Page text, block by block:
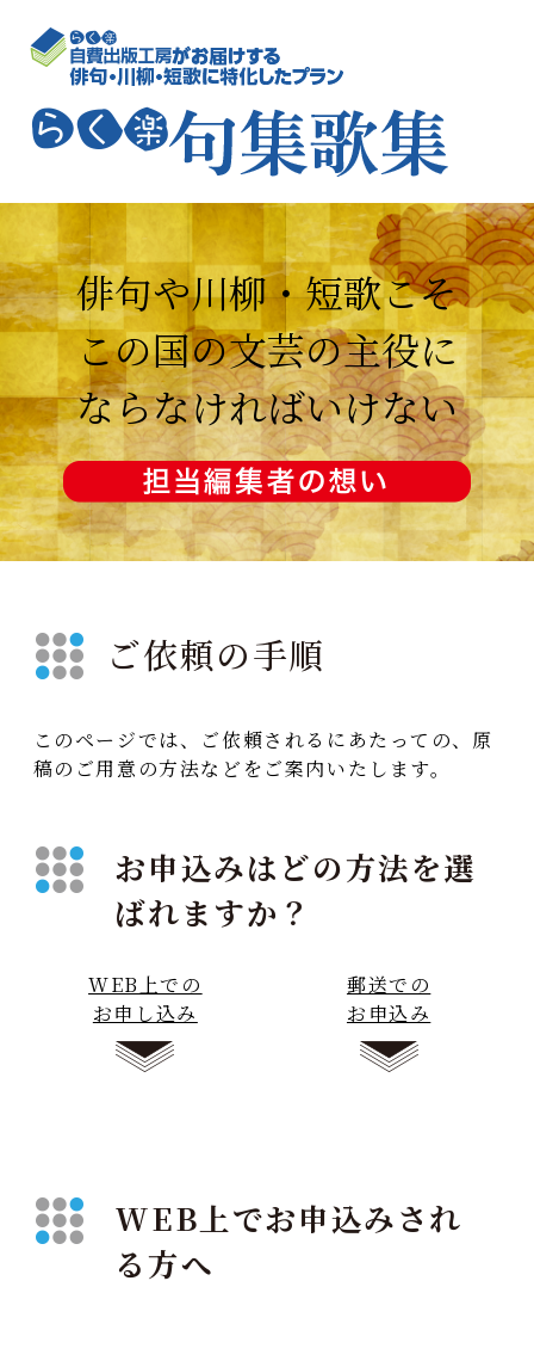
俳句や川柳・短歌こそ
この国の文芸の主役に
ならなければいけない
ご依頼の手順
このページでは、ご依頼されるにあたっての、原
稿のご用意の方法などをご案内いたします。
お申込みはどの方法を選
ばれますか？
WEB上での
お申し込み
郵送での
お申込み
WEB上でお申込みされ
る方へ